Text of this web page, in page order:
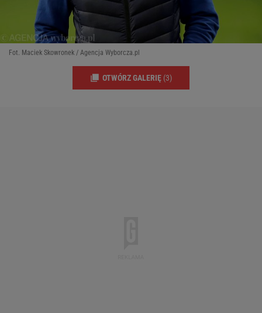
Fot. Maciek Skowronek / Agencja Wyborcza.pl
OTWÓRZ GALERIĘ (3)